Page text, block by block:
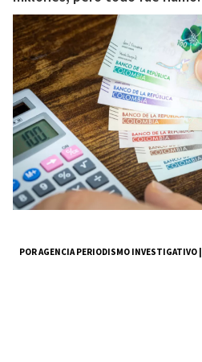
POR AGENCIA PERIODISMO INVESTIGATIVO |